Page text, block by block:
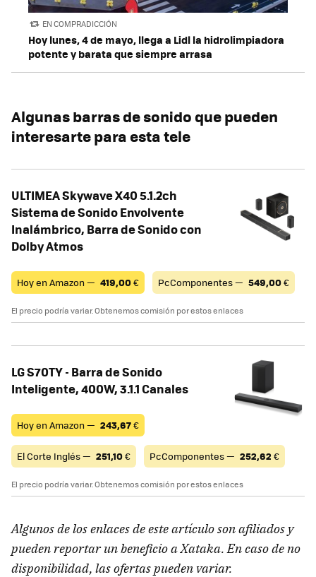
EN COMPRADICCIÓN
Hoy lunes, 4 de mayo, llega a Lidl la hidrolimpiadora
potente y barata que siempre arrasa
Algunas barras de sonido que pueden
interesarte para esta tele
ULTIMEA Skywave X40 5.1.2ch
Sistema de Sonido Envolvente
Inalámbrico, Barra de Sonido con
Dolby Atmos
Hoy en Amazon — 419,00€ PcComponentes — 549,00€
El precio podría variar. Obtenemos comisión por estos enlaces
LG S70TY - Barra de Sonido
Inteligente, 400W, 3.1.1 Canales
Hoy en Amazon — 243,67€
El Corte Inglés — 251,10€ PcComponentes — 252,62 €
El precio podría variar. Obtenemos comisión por estos enlaces
Algunos de los enlaces de este artículo son afiliados y
pueden reportar un beneficio a Xataka. En caso de no
disponibilidad, las ofertas pueden variar.